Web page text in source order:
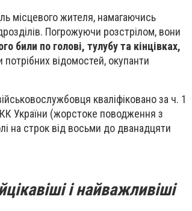
місцевого жителя, намагаючись
Погрожуючи розстрілом, вони
били по голові, тулубу та кінцівках,
відомостей, окупанти
кваліфіковано за ч. 1
України (жорстоке поводження з
на строк від восьми до дванадцяти
і найважливіші